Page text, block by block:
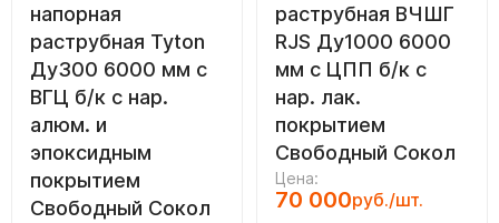
напорная
раструбная Tyton
Ду300 6000 мм с
ВГЦ б/к с нар.
алюм. и
эпоксидным
покрытием
Свободный Сокол
раструбная ВЧШГ
RJS Ду1000 6000
мм с ЦПП б/к с
нар. лак.
покрытием
Свободный Сокол
Цена:
70 000руб./шт.